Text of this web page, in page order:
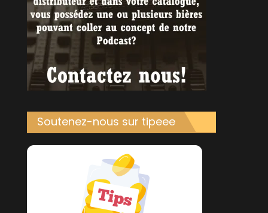
Soutenez-nous sur tipeee